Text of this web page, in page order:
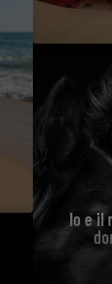
Io e il